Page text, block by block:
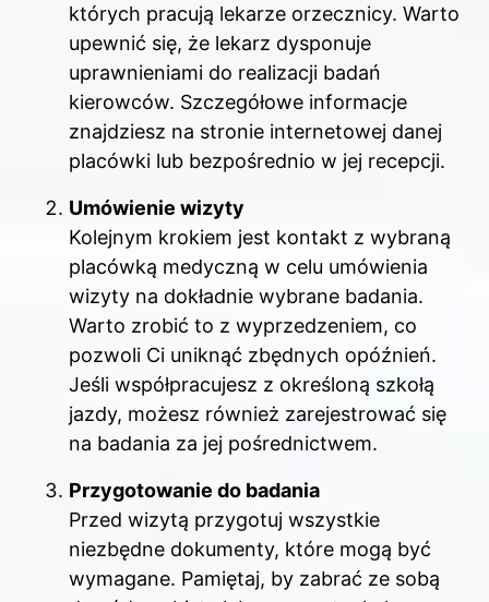
których pracują lekarze orzecznicy. Warto
upewnić się, że lekarz dysponuje
uprawnieniami do realizacji badań
kierowców. Szczegółowe informacje
znajdziesz na stronie internetowej danej
placówki lub bezpośrednio w jej recepcji.
Umówienie wizyty
Kolejnym krokiem jest kontakt z wybraną
placówką medyczną w celu umówienia
wizyty na dokładnie wybrane badania.
Warto zrobić to z wyprzedzeniem, co
pozwoli Ci uniknąć zbędnych opóźnień.
Jeśli współpracujesz z określoną szkołą
jazdy, możesz również zarejestrować się
na badania za jej pośrednictwem.
Przygotowanie do badania
Przed wizytą przygotuj wszystkie
niezbędne dokumenty, które mogą być
wymagane. Pamiętaj, by zabrać ze sobą